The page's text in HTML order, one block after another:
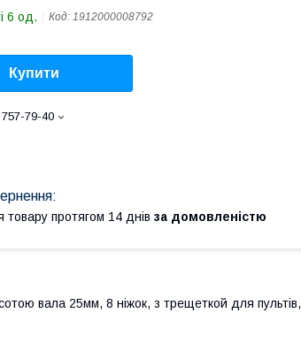
6 од. Код: 1912000008792
Купити
79-40
товару протягом 14 днів за домовленістю
вала 25мм, 8 ніжок, з трещеткой для пультів,